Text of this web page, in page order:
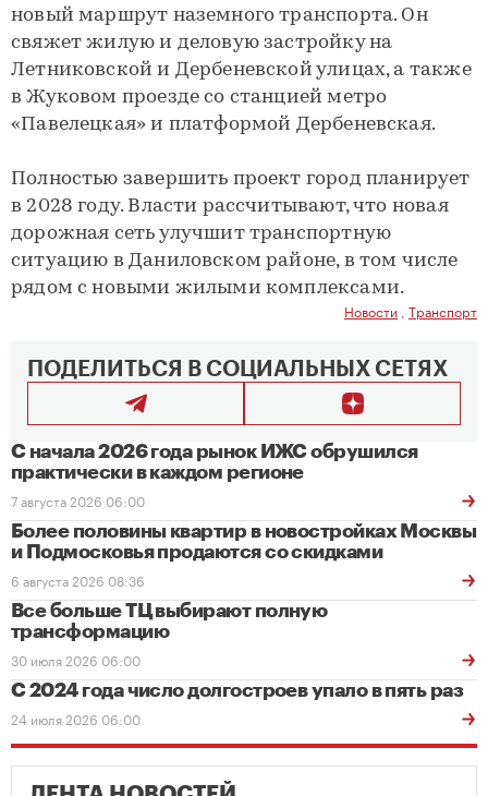
новый маршрут наземного транспорта. Он
свяжет жилую и деловую застройку на
Летниковской и Дербеневской улицах, а также
в Жуковом проезде со станцией метро
«Павелецкая» и платформой Дербеневская.
Полностью завершить проект город планирует
в 2028 году. Власти рассчитывают, что новая
дорожная сеть улучшит транспортную
ситуацию в Даниловском районе, в том числе
рядом с новыми жилыми комплексами.
Новости Транспорт
ПОДЕЛИТЬСЯ В СОЦИАЛЬНЫХ СЕТЯХ
С начала 2026 года рынок ИЖС обрушился
практически в каждом регионе
7 августа 2026 06:00
Более половины квартир в новостройках Москвы
и Подмосковья продаются со скидками
6 августа 2026 08:36
Все больше ТЦ выбирают полную
трансформацию
30 июля 2026 06:00
С 2024 года число долгостроев упало в пять раз
24 июля 2026 06:00